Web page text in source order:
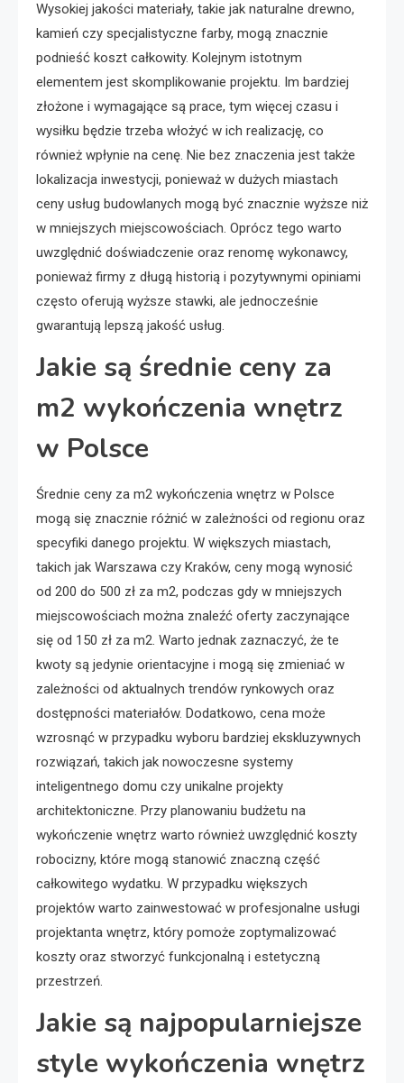
Wysokiej jakości materiały, takie jak naturalne drewno,
kamień czy specjalistyczne farby, mogą znacznie
podnieść koszt całkowity. Kolejnym istotnym
elementem jest skomplikowanie projektu. Im bardziej
złożone i wymagające są prace, tym więcej czasu i
wysiłku będzie trzeba włożyć w ich realizację, co
również wpłynie na cenę. Nie bez znaczenia jest także
lokalizacja inwestycji, ponieważ w dużych miastach
ceny usług budowlanych mogą być znacznie wyższe niż
w mniejszych miejscowościach. Oprócz tego warto
uwzględnić doświadczenie oraz renomę wykonawcy,
ponieważ firmy z długą historią i pozytywnymi opiniami
często oferują wyższe stawki, ale jednocześnie
gwarantują lepszą jakość usług.
Jakie są średnie ceny za
m2 wykończenia wnętrz
w Polsce
Średnie ceny za m2 wykończenia wnętrz w Polsce
mogą się znacznie różnić w zależności od regionu oraz
specyfiki danego projektu. W większych miastach,
takich jak Warszawa czy Kraków, ceny mogą wynosić
od 200 do 500 zł za m2, podczas gdy w mniejszych
miejscowościach można znaleźć oferty zaczynające
się od 150 zł za m2. Warto jednak zaznaczyć, że te
kwoty są jedynie orientacyjne i mogą się zmieniać w
zależności od aktualnych trendów rynkowych oraz
dostępności materiałów. Dodatkowo, cena może
wzrosnąć w przypadku wyboru bardziej ekskluzywnych
rozwiązań, takich jak nowoczesne systemy
inteligentnego domu czy unikalne projekty
architektoniczne. Przy planowaniu budżetu na
wykończenie wnętrz warto również uwzględnić koszty
robocizny, które mogą stanowić znaczną część
całkowitego wydatku. W przypadku większych
projektów warto zainwestować w profesjonalne usługi
projektanta wnętrz, który pomoże zoptymalizować
koszty oraz stworzyć funkcjonalną i estetyczną
przestrzeń.
Jakie są najpopularniejsze
style wykończenia wnętrz